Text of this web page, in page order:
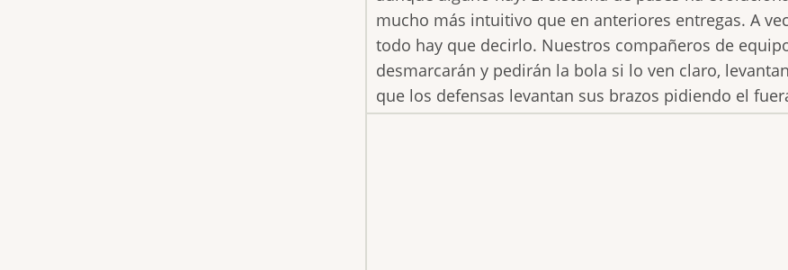
mucho más intuitivo que en anteriores entregas. A
todo hay que decirlo. Nuestros compañeros de
desmarcarán y pedirán la bola si lo ven claro,
que los defensas levantan sus brazos pidiendo el